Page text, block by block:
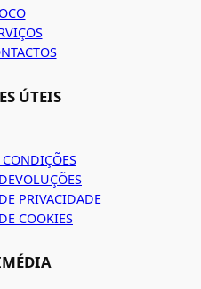
ÚTEIS
PRIVACIDADE
COOKIES